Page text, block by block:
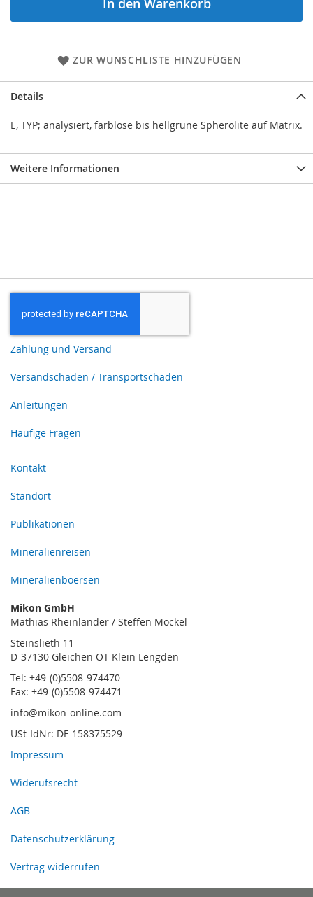
In den Warenkorb
ZUR WUNSCHLISTE HINZUFÜGEN
Details
E, TYP; analysiert, farblose bis hellgrüne Spherolite auf Matrix.
Weitere Informationen
Zahlung und Versand
Versandschaden / Transportschaden
Anleitungen
Häufige Fragen
Kontakt
Standort
Publikationen
Mineralienreisen
Mineralienboersen
Mikon GmbH
Mathias Rheinländer / Steffen Möckel
Steinslieth 11
D-37130 Gleichen OT Klein Lengden
Tel: +49-(0)5508-974470
Fax: +49-(0)5508-974471
info@mikon-online.com
USt-IdNr: DE 158375529
Impressum
Widerufsrecht
AGB
Datenschutzerklärung
Vertrag widerrufen